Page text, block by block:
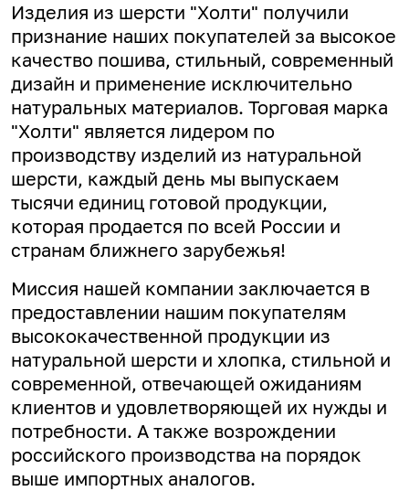
Изделия из шерсти "Холти" получили
признание наших покупателей за высокое
качество пошива, стильный, современный
дизайн и применение исключительно
натуральных материалов. Торговая марка
"Холти" является лидером по
производству изделий из натуральной
шерсти, каждый день мы выпускаем
тысячи единиц готовой продукции,
которая продается по всей России и
странам ближнего зарубежья!
Миссия нашей компании заключается в
предоставлении нашим покупателям
высококачественной продукции из
натуральной шерсти и хлопка, стильной и
современной, отвечающей ожиданиям
клиентов и удовлетворяющей их нужды и
потребности. А также возрождении
российского производства на порядок
выше импортных аналогов.